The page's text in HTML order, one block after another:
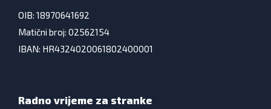
OIB: 18970641692
Matični broj: 02562154
IBAN: HR4324020061802400001
Radno vrijeme za stranke